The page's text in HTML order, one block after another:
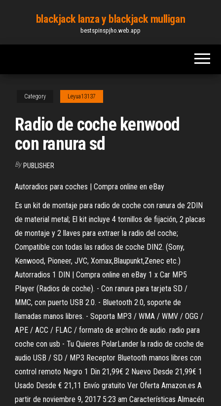
content
blackjack lanza y blackjack mulligan
bestspinspjho.web.app
Category Leyua13137
Radio de coche kenwood
con ranura sd
By PUBLISHER
Autoradios para coches | Compra online en eBay
Es un kit de montaje para radio de coche con ranura de 2DIN
de material metal; El kit incluye 4 tornillos de fijación, 2 placas
de montaje y 2 llaves para extraer la radio del coche;
Compatible con todas las radios de coche DIN2. (Sony,
Kenwood, Pioneer, JVC, Xomax,Blaupunkt,Zenec etc.)
Autorradios 1 DIN | Compra online en eBay 1 x Car MP5
Player (Radios de coche). - Con ranura para tarjeta SD /
MMC, con puerto USB 2.0. - Bluetooth 2.0, soporte de
llamadas manos libres. - Soporta MP3 / WMA / WMV / OGG /
APE / ACC / FLAC / formato de archivo de audio. radio para
coche con usb - Tu Quieres PolarLander la radio de coche de
audio USB / SD / MP3 Receptor Bluetooth manos libres con
control remoto Negro 1 Din 21,99€ 2 Nuevo Desde 21,99€ 1
Usado Desde € 21,11 Envío gratuito Ver Oferta Amazon.es A
partir de noviembre 9, 2017 5:23 am Características Almacén